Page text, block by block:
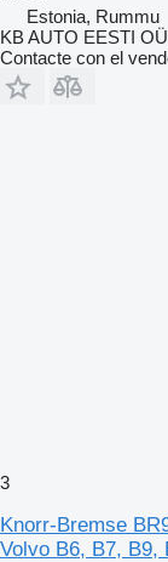
Estonia, Rummu
KB AUTO EESTI OÜ
Contacte con el
3
Knorr-Bremse
Volvo B6, B7, B9,